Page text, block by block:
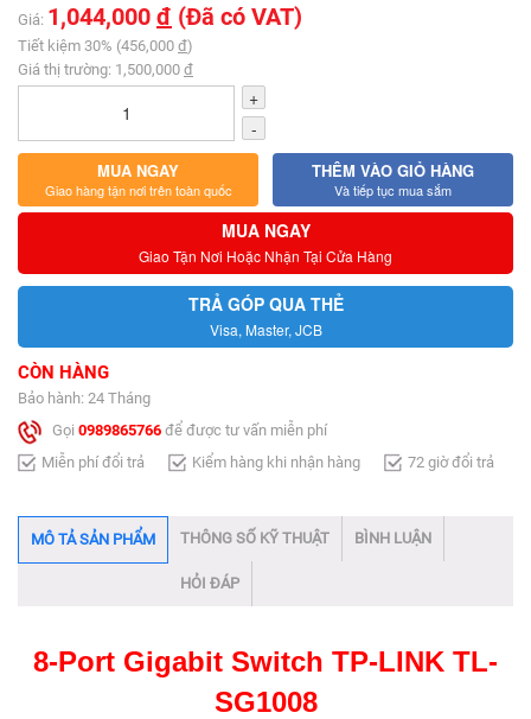
Giá: 1,044,000 đ (Đã có VAT)
Tiết kiệm 30% (456,000 đ)
Giá thị trường: 1,500,000 đ
+
-
MUA NGAY
Giao hàng tận nơi trên toàn quốc
THÊM VÀO GIỎ HÀNG
Và tiếp tục mua sắm
MUA NGAY
Giao Tận Nơi Hoặc Nhận Tại Cửa Hàng
TRẢ GÓP QUA THẺ
Visa, Master, JCB
CÒN HÀNG
Bảo hành: 24 Tháng
Gọi 0989865766 để được tư vấn miễn phí
Miễn phí đổi trả
Kiểm hàng khi nhận hàng 72 giờ đổi trả
MÔ TẢ SẢN PHẨM THÔNG SỐ KỸ THUẬT BÌNH LUẬN
HỎI ĐÁP
8-Port Gigabit Switch TP-LINK TL-
SG1008